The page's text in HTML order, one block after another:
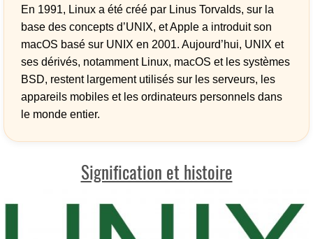
En 1991, Linux a été créé par Linus Torvalds, sur la
base des concepts d’UNIX, et Apple a introduit son
macOS basé sur UNIX en 2001. Aujourd’hui, UNIX et
ses dérivés, notamment Linux, macOS et les systèmes
BSD, restent largement utilisés sur les serveurs, les
appareils mobiles et les ordinateurs personnels dans
le monde entier.
Signification et histoire